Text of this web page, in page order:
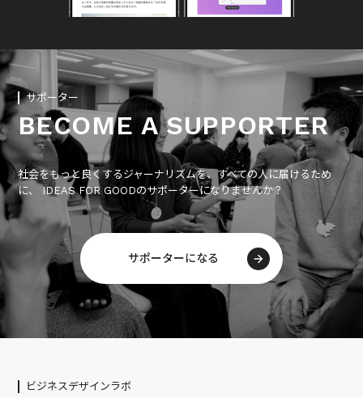
サポーター
BECOME A SUPPORTER
社会をもっと良くするジャーナリズムを、すべての人に届けるため
に、 IDEAS FOR GOODのサポーターになりませんか？
サポーターになる
ビジネスデザインラボ